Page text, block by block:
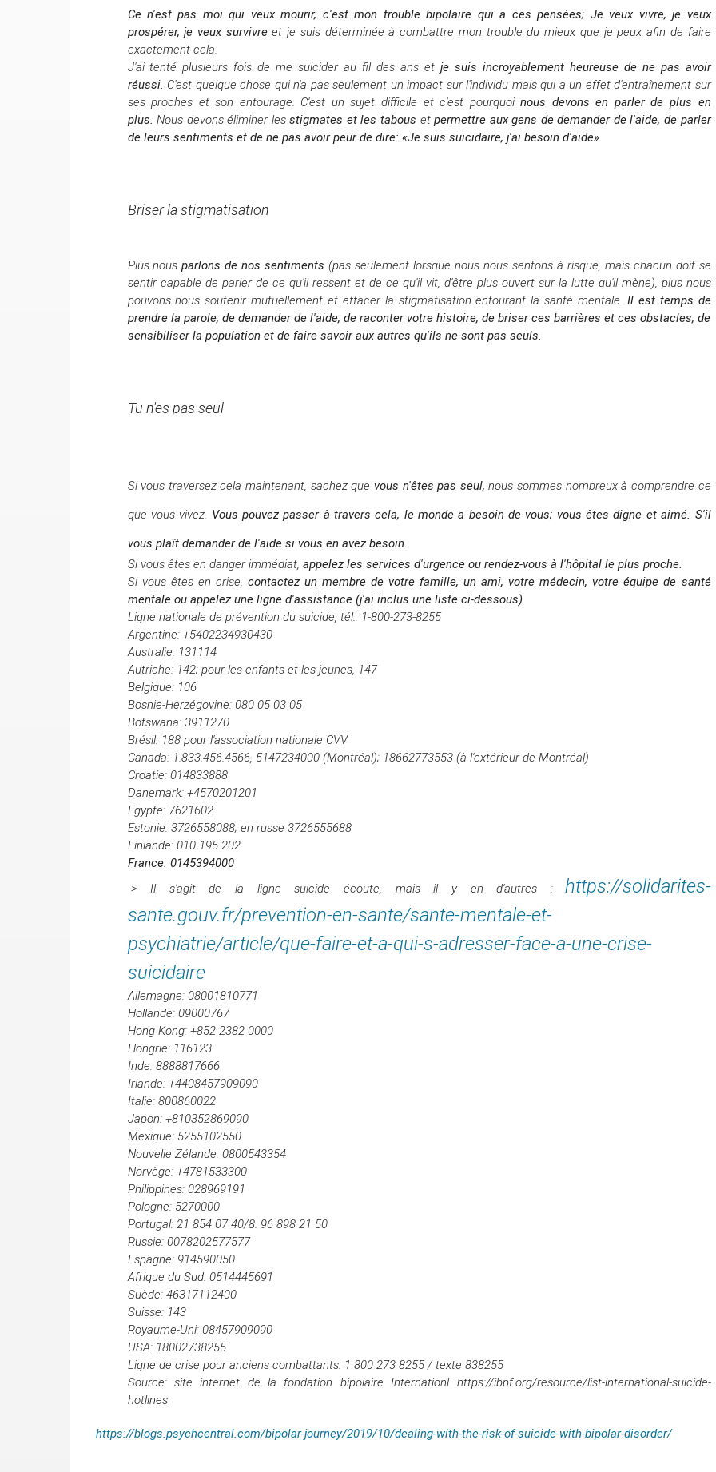
Ce n'est pas moi qui veux mourir, c'est mon trouble bipolaire qui a ces pensées; Je veux vivre, je veux
prospérer, je veux survivreet je suis déterminée à combattre mon trouble du mieux que je peux afin de faire
exactement cela.
J'ai tenté plusieurs fois de me suicider au fil des ans et je suis incroyablement heureuse de ne pas avoir
réussi. C'est quelque chose qui n'a pas seulement un impact sur l'individu mais qui a un effet d'entraînement sur
ses proches et son entourage. C'est un sujet difficile et c'est pourquoinous devons en parler de plus en
plus.Nous devons éliminer lesstigmates et les tabous etpermettre aux gens de demander de l'aide, de parler
de leurs sentiments et de ne pas avoir peur de dire: «Je suis suicidaire, j'ai besoin d'aide».
Briser la stigmatisation
Plus nousparlons de nos sentiments (pas seulement lorsque nous nous sentons à risque, mais chacun doit se
sentir capable de parler de ce qu'il ressent et de ce qu'il vit, d'être plus ouvert sur la lutte qu'il mène), plus nous
pouvons nous soutenir mutuellement et effacer la stigmatisation entourant la santé mentale. Il est temps de
prendre la parole, de demander de l'aide, de raconter votre histoire, de briser ces barrières et ces obstacles, de
sensibiliser la population et de faire savoir aux autres qu'ils ne sont pas seuls.
Tu n'es pas seul
Si vous traversez cela maintenant, sachez que vous n'êtespas seul, nous sommes nombreux à comprendre ce
que vous vivez. Vous pouvezpasser à travers cela, le monde a besoin de vous; vous êtes digne et aimé. S'il
vous plaît demander de l'aide si vous en avez besoin.
Si vous êtes en danger immédiat, appelez les services d'urgence ou rendez-vous à l'hôpital le plus proche.
Si vous êtes en crise, contactez un membre de votre famille, un ami, votre médecin, votre équipe de santé
mentale ou appelez une ligne d'assistance (j'ai inclus une liste ci-dessous).
Ligne nationale de prévention du suicide, tél.: 1-800-273-8255
Argentine: +5402234930430
Australie: 131114
Autriche: 142; pour les enfants et les jeunes, 147
Belgique: 106
Bosnie-Herzégovine: 080 05 03 05
Botswana: 3911270
Brésil: 188 pour l'association nationale CVV
Canada: 1.833.456.4566, 5147234000 (Montréal); 18662773553 (à l'extérieur de Montréal)
Croatie: 014833888
Danemark: +4570201201
Egypte: 7621602
Estonie: 3726558088; en russe 3726555688
Finlande: 010 195 202
France: 0145394000
-> Il s'agit de la ligne suicide écoute, mais il y en d'autres :
https://solidarites-
sante.gouv.fr/prevention-en-sante/sante-mentale-et-
psychiatrie/article/que-faire-et-a-qui-s-adresser-face-a-une-crise-
suicidaire
Allemagne: 08001810771
Hollande: 09000767
Hong Kong: +852 2382 0000
Hongrie: 116123
Inde: 8888817666
Irlande: +4408457909090
Italie: 800860022
Japon: +810352869090
Mexique: 5255102550
Nouvelle Zélande: 0800543354
Norvège: +4781533300
Philippines: 028969191
Pologne: 5270000
Portugal: 21 854 07 40/8. 96 898 21 50
Russie: 0078202577577
Espagne: 914590050
Afrique du Sud: 0514445691
Suède: 46317112400
Suisse: 143
Royaume-Uni: 08457909090
USA: 18002738255
Ligne de crise pour anciens combattants: 1 800 273 8255 / texte 838255
Source: site internet de la fondation bipolaire Internationl https://ibpf.org/resource/list-international-suicide-
hotlines
https://blogs.psychcentral.com/bipolar-journey/2019/10/dealing-with-the-risk-of-suicide-with-bipolar-disorder/